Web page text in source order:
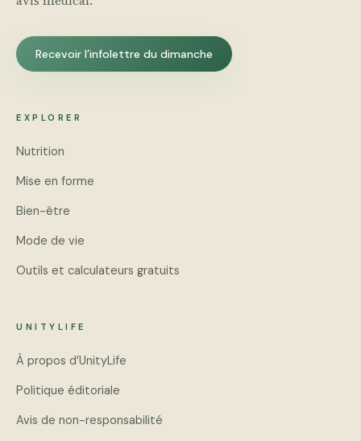
Recevoir l’infolettre du dimanche
EXPLORER
Nutrition
Mise en forme
Bien-être
Mode de vie
Outils et calculateurs gratuits
UNITYLIFE
À propos d’UnityLife
Politique éditoriale
Avis de non-responsabilité